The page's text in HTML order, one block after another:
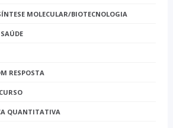
MOLECULAR/BIOTECNOLOGIA
RESPOSTA
QUANTITATIVA